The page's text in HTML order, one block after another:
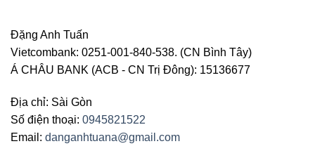
Đặng Anh Tuấn
Vietcombank: 0251-001-840-538. (CN Bình Tây)
Á CHÂU BANK (ACB - CN Trị Đông): 15136677
Địa chỉ: Sài Gòn
Số điện thoại: 0945821522
Email: danganhtuana@gmail.com